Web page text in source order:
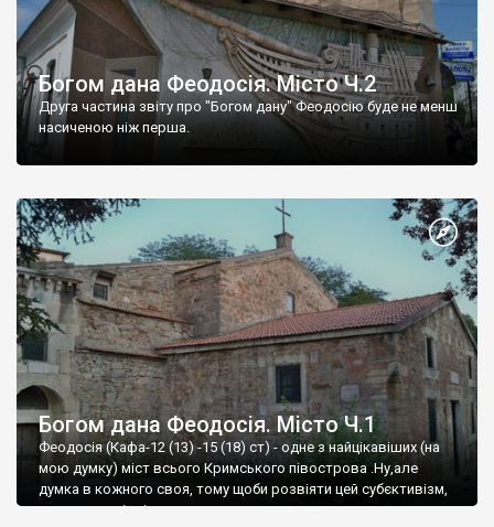
Богом дана Феодосія. Місто Ч.2
Друга частина звіту про "Богом дану" Феодосію буде не менш
насиченою ніж перша.
Богом дана Феодосія. Місто Ч.1
Феодосія (Кафа-12 (13) -15 (18) ст) - одне з найцікавіших (на
мою думку) міст всього Кримського півострова .Ну,але
думка в кожного своя, тому щоби розвіяти цей субєктивізм,
запрошую відвідати це